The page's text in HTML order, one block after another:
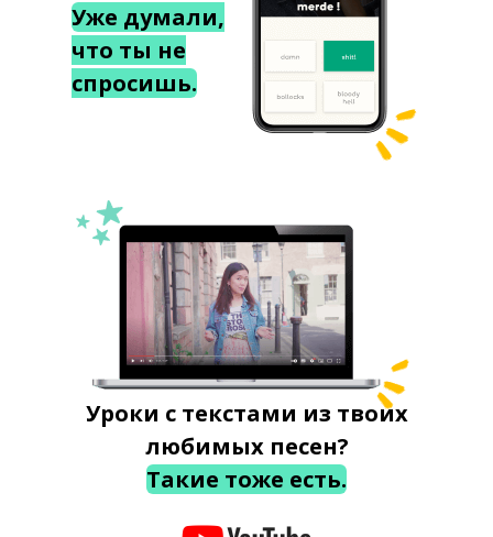
Уже думали,
что ты не
спросишь.
Уроки с текстами из твоих
любимых песен?
Такие тоже есть.